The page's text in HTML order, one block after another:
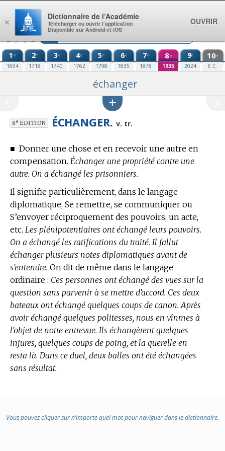
Aller au contenu
1re
1694
2e
1718
3e
1740
4e
1762
5e
1798
6e
1835
7e
1878
8e
1935
9e
2024
10e
E.C.
échanger
8eÉDITION ÉCHANGER. v. tr.
■ Donner une chose et en recevoir une autre en
compensation. Échanger une propriété contre une
autre. On a échangé les prisonniers.
Il signifie particulièrement, dans le langage
diplomatique, Se remettre, se communiquer ou
S’envoyer réciproquement des pouvoirs, un acte,
etc. Les plénipotentiaires ont échangé leurs pouvoirs.
On a échangé les ratifications du traité. Il fallut
échanger plusieurs notes diplomatiques avant de
s’entendre. On dit de même dans le langage
ordinaire : Ces personnes ont échangé des vues sur la
question sans parvenir à se mettre d’accord. Ces deux
bateaux ont échangé quelques coups de canon. Après
avoir échangé quelques politesses, nous en vînmes à
l’objet de notre entrevue. Ils échangèrent quelques
injures, quelques coups de poing, et la querelle en
resta là. Dans ce duel, deux balles ont été échangées
sans résultat.
Vous pouvez cliquer sur n’importe quel mot pour naviguer dans le dictionnaire.
×
Dictionnaire de l’Académie
Télécharger ou ouvrir l’application
Disponible sur Android et iOS
OUVRIR